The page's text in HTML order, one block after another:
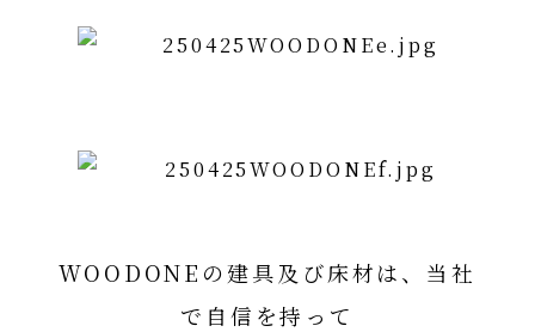
WOODONEの建具及び床材は、当社
で自信を持って